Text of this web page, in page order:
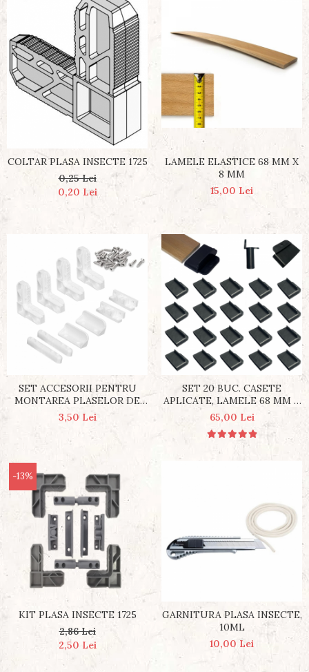
COLTAR PLASA INSECTE 1725
0,25 Lei
0,20 Lei
LAMELE ELASTICE 68 MM X
8 MM
15,00 Lei
SET ACCESORII PENTRU
MONTAREA PLASELOR DE
TANTARI
3,50 Lei
SET 20 BUC. CASETE
APLICATE, LAMELE 68 MM X
8 MM
65,00 Lei
-13%
KIT PLASA INSECTE 1725
2,86 Lei
2,50 Lei
GARNITURA PLASA INSECTE,
10ML
10,00 Lei